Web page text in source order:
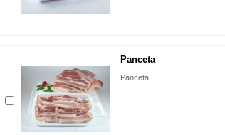
Panceta
Panceta